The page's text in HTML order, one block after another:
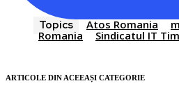
Topics Atos Romania
Romania
Sindicatul IT
ARTICOLE DIN ACEEAȘI CATEGORIE